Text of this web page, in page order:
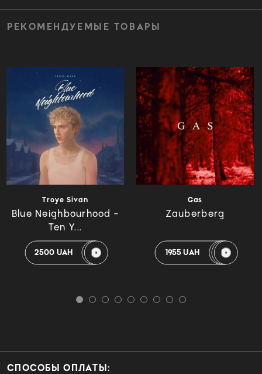
РЕКОМЕНДУЕМЫЕ ТОВАРЫ
Troye Sivan
Blue Neighbourhood -
Ten Y...
2500 UAH
Gas
Zauberberg
1955 UAH
СПОСОБЫ ОПЛАТЫ: